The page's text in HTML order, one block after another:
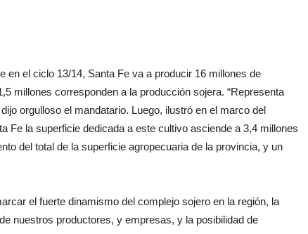
en el ciclo 13/14, Santa Fe va a producir 16 millones de
millones corresponden a la producción sojera. “Representa
orgulloso el mandatario. Luego, ilustró en el marco del
Fe la superficie dedicada a este cultivo asciende a 3,4 millones
del total de la superficie agropecuaria de la provincia, y un
el fuerte dinamismo del complejo sojero en la región, la
nuestros productores, y empresas, y la posibilidad de